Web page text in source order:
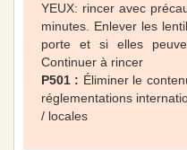
YEUX: rincer avec
minutes. Enlever les
porte et si elles
Continuer à rincer
P501 : Éliminer le
réglementations
/ locales